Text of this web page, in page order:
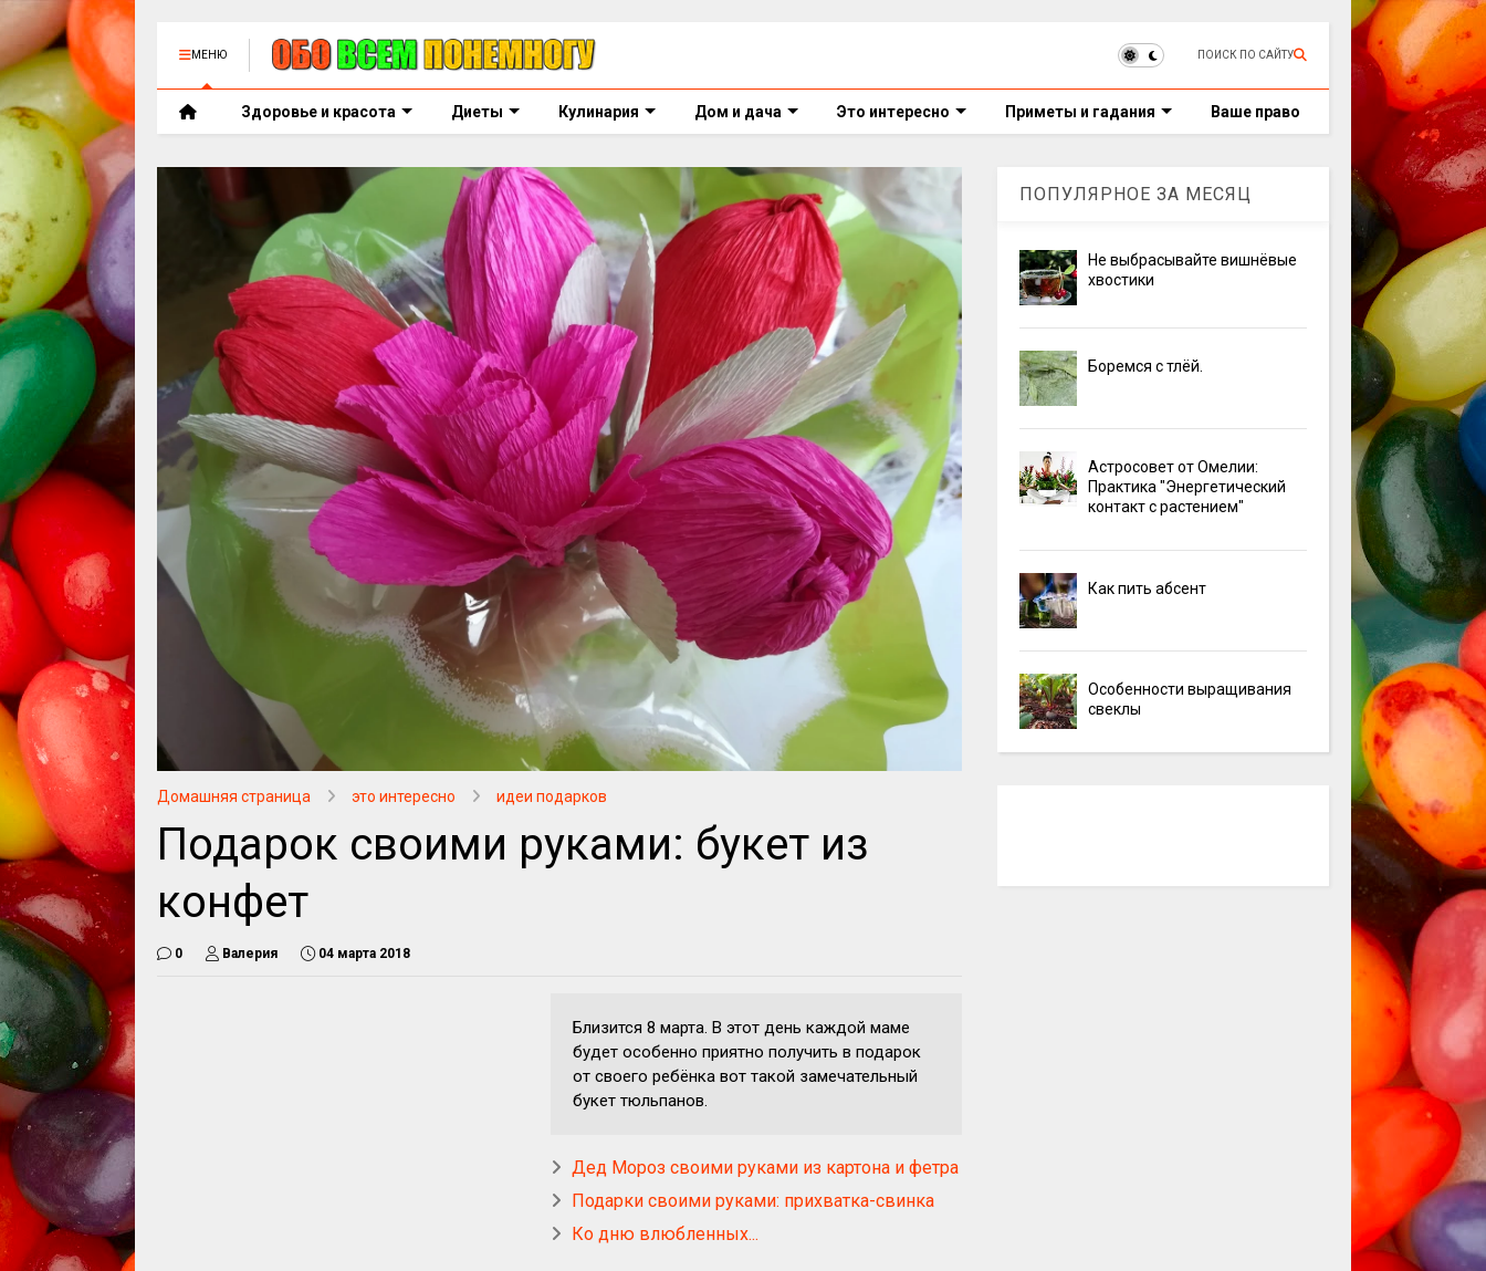
МЕНЮ ПОИСК ПО САЙТУ
Здоровье и красота Диеты Кулинария Дом и дача Это интересно Приметы и гадания Ваше право
Домашняя страница это интересно идеи подарков
Подарок своими руками: букет из
конфет
0 Валерия 04 марта 2018
Близится 8 марта. В этот день каждой маме
будет особенно приятно получить в подарок
от своего ребёнка вот такой замечательный
букет тюльпанов.
Дед Мороз своими руками из картона и фетра
Подарки своими руками: прихватка-свинка
Ко дню влюбленных...
ПОПУЛЯРНОЕ ЗА МЕСЯЦ
Не выбрасывайте вишнёвые
хвостики
Боремся с тлёй.
Астросовет от Омелии:
Практика "Энергетический
контакт с растением"
Как пить абсент
Особенности выращивания
свеклы